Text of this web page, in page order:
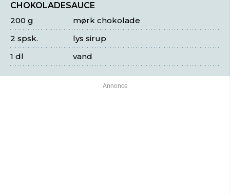
CHOKOLADESAUCE
mørk chokolade
200 g
lys sirup
2 spsk.
vand
1 dl